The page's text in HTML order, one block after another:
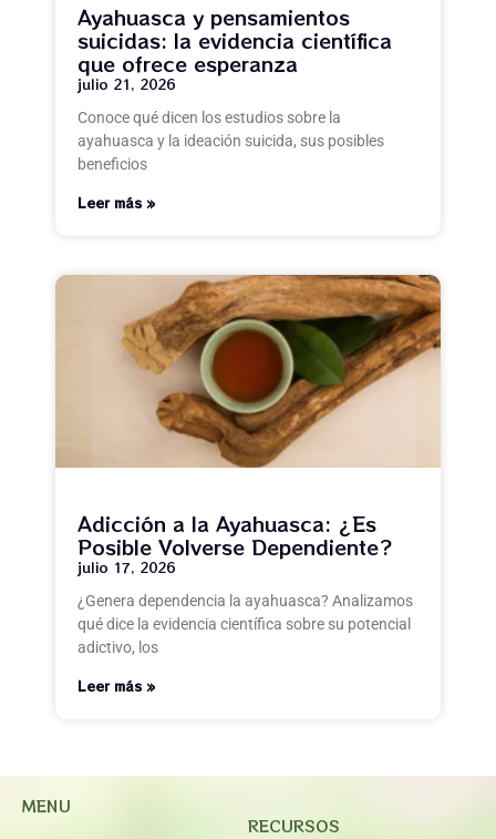
Ayahuasca y pensamientos
suicidas: la evidencia científica
que ofrece esperanza
julio 21, 2026
Conoce qué dicen los estudios sobre la
ayahuasca y la ideación suicida, sus posibles
beneficios
Leer más »
Adicción a la Ayahuasca: ¿Es
Posible Volverse Dependiente?
julio 17, 2026
¿Genera dependencia la ayahuasca? Analizamos
qué dice la evidencia científica sobre su potencial
adictivo, los
Leer más »
MENU
RECURSOS